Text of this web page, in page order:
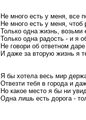
Не много есть у меня, все
Не много есть у меня, чтоб
Только одна жизнь, возьми
Только одна радость - и я
Не говори об ответном
И даже за вторую жизнь я
Я бы хотела весь мир
Отвезти тебя в города и
Но какое место я бы ни
Одна лишь есть дорога -